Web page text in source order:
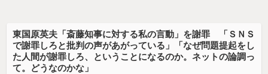
東国原英夫「斎藤知事に対する私の言動」を謝罪 「ＳＮＳ
で謝罪しろと批判の声があがっている」「なぜ問題提起をし
た人間が謝罪しろ、ということになるのか。ネットの論調っ
て。どうなのかな」